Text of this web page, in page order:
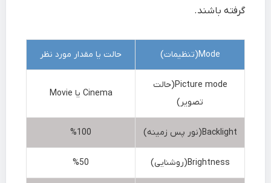
گرفته باشند.
Mode(تنظیمات) حالت یا مقدار مورد نظر
Picture mode(حالت
تصویر)
Cinema یا Movie
Backlight(نور پس زمینه) %100
Brightness(روشنایی) %50